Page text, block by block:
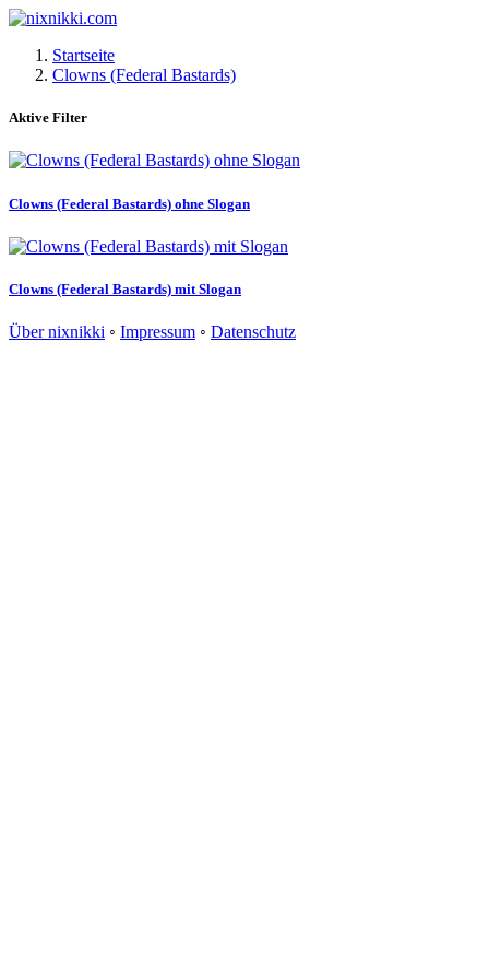
Startseite
Clowns (Federal Bastards)
Aktive Filter
Clowns (Federal Bastards) ohne Slogan
Clowns (Federal Bastards) mit Slogan
Über nixnikki ◦ Impressum ◦ Datenschutz